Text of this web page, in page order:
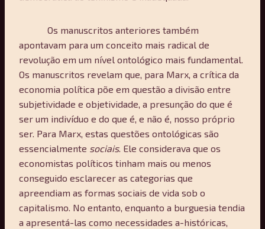
Os manuscritos anteriores também
apontavam para um conceito mais radical de
revolução em um nível ontológico mais fundamental.
Os manuscritos revelam que, para Marx, a crítica da
economia política põe em questão a divisão entre
subjetividade e objetividade, a presunção do que é
ser um indivíduo e do que é, e não é, nosso próprio
ser. Para Marx, estas questões ontológicas são
essencialmente sociais. Ele considerava que os
economistas políticos tinham mais ou menos
conseguido esclarecer as categorias que
apreendiam as formas sociais de vida sob o
capitalismo. No entanto, enquanto a burguesia tendia
a apresentá-las como necessidades a-históricas,